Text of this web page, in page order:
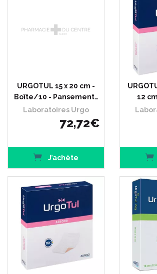
URGOTUL 15 x 20 cm -
Boîte/10 - Pansement…
Laboratoires Urgo
72,72€
J’achète
12